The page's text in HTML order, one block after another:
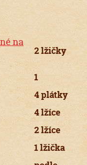
na
2 lžičky
1
4 plátky
4 lžíce
2 lžíce
1 lžička